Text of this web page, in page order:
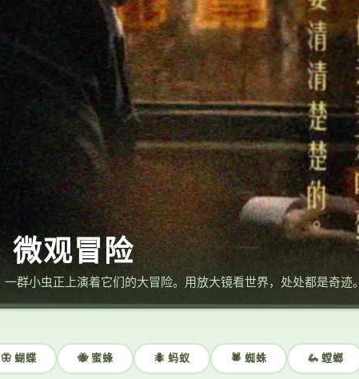
微观冒险
群小虫正上演着它们的大冒险。用放大镜看世界，处处都是奇迹。
🦋 蝴蝶 🐝 蜜蜂 🐜 蚂蚁 🕷️ 蜘蛛 🦗 螳螂